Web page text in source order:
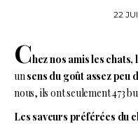
22
Chez nos amis les
unsens du goût assez peu
nous, ils ont seulement 473
Les saveurs préférées du